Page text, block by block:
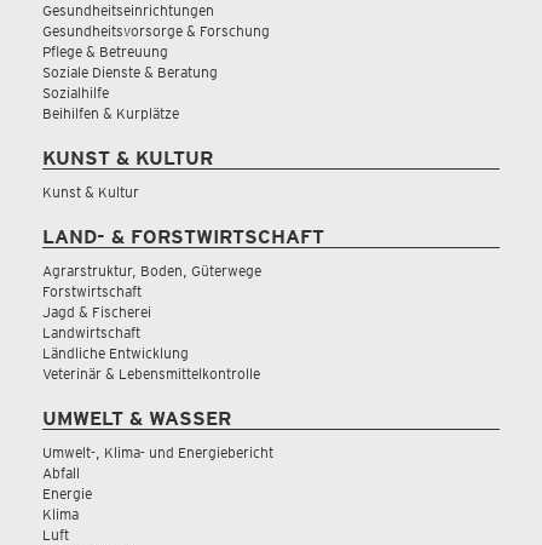
Gesundheitseinrichtungen
Gesundheitsvorsorge & Forschung
Pflege & Betreuung
Soziale Dienste & Beratung
Sozialhilfe
Beihilfen & Kurplätze
KUNST & KULTUR
Kunst & Kultur
LAND- & FORSTWIRTSCHAFT
Agrarstruktur, Boden, Güterwege
Forstwirtschaft
Jagd & Fischerei
Landwirtschaft
Ländliche Entwicklung
Veterinär & Lebensmittelkontrolle
UMWELT & WASSER
Umwelt-, Klima- und Energiebericht
Abfall
Energie
Klima
Luft